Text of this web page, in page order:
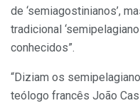
de ‘semiagostinianos’,
tradicional
conhecidos”.
“Diziam os
teólogo francês João